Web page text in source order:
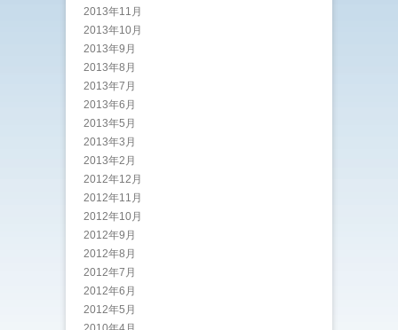
2013年11月
2013年10月
2013年9月
2013年8月
2013年7月
2013年6月
2013年5月
2013年3月
2013年2月
2012年12月
2012年11月
2012年10月
2012年9月
2012年8月
2012年7月
2012年6月
2012年5月